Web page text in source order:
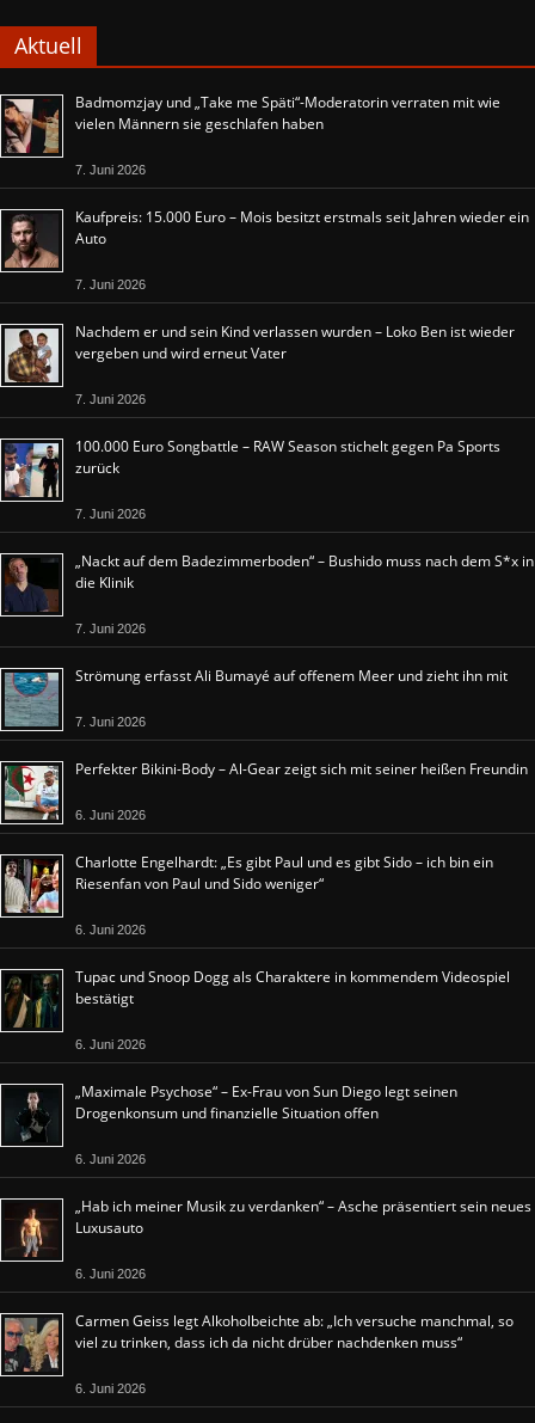
Aktuell
Badmomzjay und „Take me Späti“-Moderatorin verraten mit wie
vielen Männern sie geschlafen haben
7. Juni 2026
Kaufpreis: 15.000 Euro – Mois besitzt erstmals seit Jahren wieder ein
Auto
7. Juni 2026
Nachdem er und sein Kind verlassen wurden – Loko Ben ist wieder
vergeben und wird erneut Vater
7. Juni 2026
100.000 Euro Songbattle – RAW Season stichelt gegen Pa Sports
zurück
7. Juni 2026
„Nackt auf dem Badezimmerboden“ – Bushido muss nach dem S*x in
die Klinik
7. Juni 2026
Strömung erfasst Ali Bumayé auf offenem Meer und zieht ihn mit
7. Juni 2026
Perfekter Bikini-Body – Al-Gear zeigt sich mit seiner heißen Freundin
6. Juni 2026
Charlotte Engelhardt: „Es gibt Paul und es gibt Sido – ich bin ein
Riesenfan von Paul und Sido weniger“
6. Juni 2026
Tupac und Snoop Dogg als Charaktere in kommendem Videospiel
bestätigt
6. Juni 2026
„Maximale Psychose“ – Ex-Frau von Sun Diego legt seinen
Drogenkonsum und finanzielle Situation offen
6. Juni 2026
„Hab ich meiner Musik zu verdanken“ – Asche präsentiert sein neues
Luxusauto
6. Juni 2026
Carmen Geiss legt Alkoholbeichte ab: „Ich versuche manchmal, so
viel zu trinken, dass ich da nicht drüber nachdenken muss“
6. Juni 2026